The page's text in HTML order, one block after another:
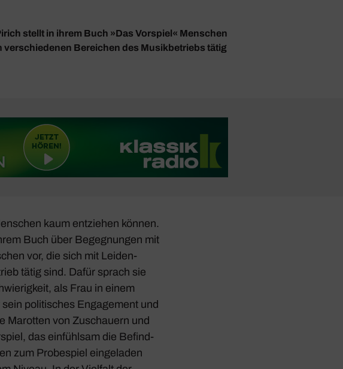
stellt in ihrem Buch »Das Vorspiel« Menschen
verschiedenen Bereichen des Musikbetriebs tätig
kaum entziehen können.
Buch über Begeg­nungen mit
vor, die sich mit Leiden­
tätig sind. Dafür sprach sie
als Frau in einem
poli­ti­sches Enga­ge­ment und
Marotten von Zuschauern und
, das einfühlsam die Befind­
zum Probe­spiel einge­laden